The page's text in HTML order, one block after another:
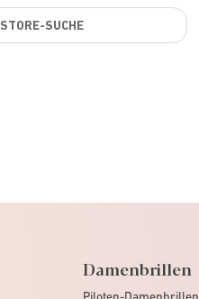
STORE-SUCHE
Damenbrillen
Piloten-Damenbrillen